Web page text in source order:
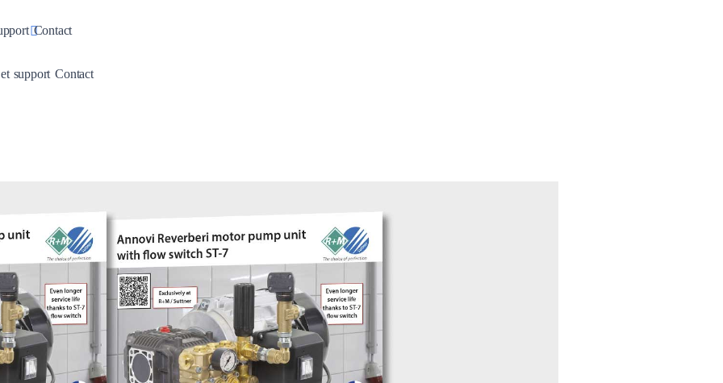
Toggle Dropdown
Contact
supportToggle Dropdown
Contact